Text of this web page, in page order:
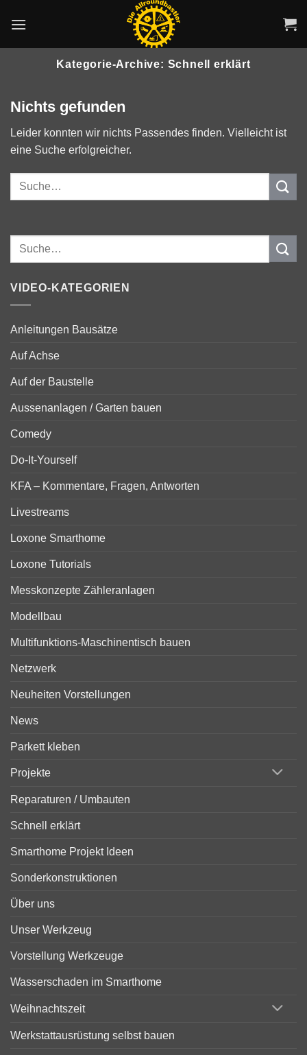
Inhalt
Kategorie-Archive: Schnell erklärt
Nichts gefunden
Leider konnten wir nichts Passendes finden. Vielleicht ist
eine Suche erfolgreicher.
VIDEO-KATEGORIEN
Anleitungen Bausätze
Auf Achse
Auf der Baustelle
Aussenanlagen / Garten bauen
Comedy
Do-It-Yourself
KFA – Kommentare, Fragen, Antworten
Livestreams
Loxone Smarthome
Loxone Tutorials
Messkonzepte Zähleranlagen
Modellbau
Multifunktions-Maschinentisch bauen
Netzwerk
Neuheiten Vorstellungen
News
Parkett kleben
Projekte
Reparaturen / Umbauten
Schnell erklärt
Smarthome Projekt Ideen
Sonderkonstruktionen
Über uns
Unser Werkzeug
Vorstellung Werkzeuge
Wasserschaden im Smarthome
Weihnachtszeit
Werkstattausrüstung selbst bauen